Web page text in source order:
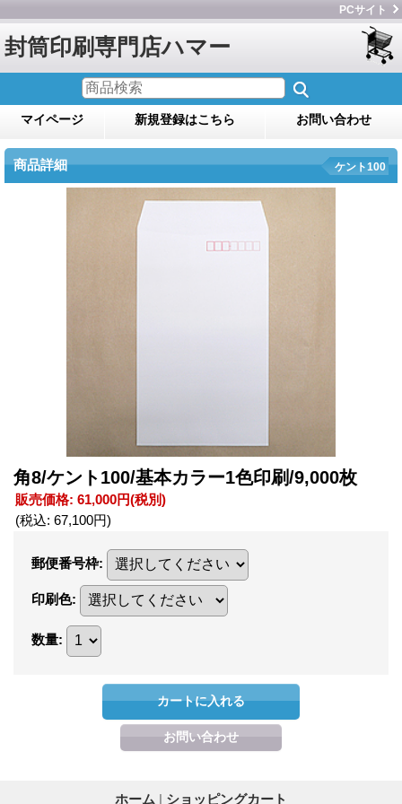
PCサイト
封筒印刷専門店ハマー
マイページ 新規登録はこちら お問い合わせ
商品詳細 ケント100
角8/ケント100/基本カラー1色印刷/9,000枚
販売価格: 61,000円(税別)
(税込: 67,100円)
郵便番号枠:
印刷色:
数量:
ホーム | ショッピングカート